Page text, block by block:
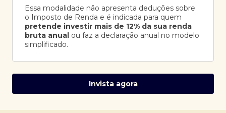
Essa modalidade não apresenta deduções sobre
o Imposto de Renda e é indicada para quem
pretende investir mais de 12% da sua renda
bruta anual ou faz a declaração anual no modelo
simplificado.
Invista agora